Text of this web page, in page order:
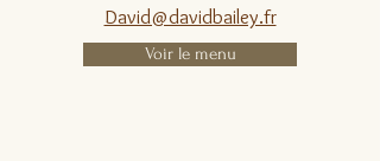
David@davidbailey.fr
Voir le menu